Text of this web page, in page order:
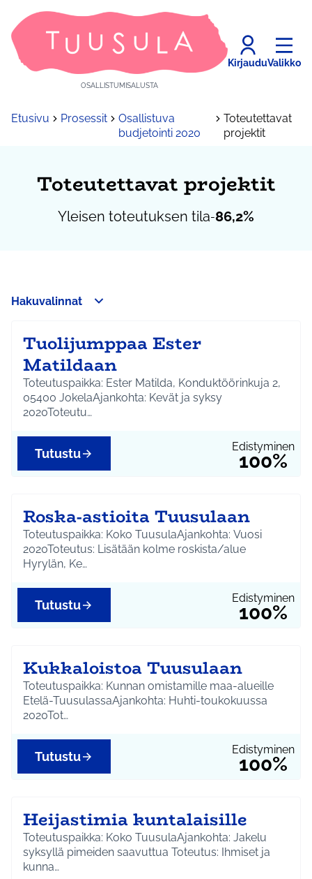
OSALLISTUMISALUSTA
KirjauduValikko
Etusivu Prosessit
Osallistuva
budjetointi 2020
Toteutettavat
projektit
Toteutettavat projektit
Yleisen toteutuksen tila-86,2%
Hakuvalinnat
Tuolijumppaa Ester
Matildaan
Toteutuspaikka: Ester Matilda, Konduktöörinkuja 2,
05400 JokelaAjankohta: Kevät ja syksy
2020Toteutu…
Edistyminen
100%
Tutustu
Roska-astioita Tuusulaan
Toteutuspaikka: Koko TuusulaAjankohta: Vuosi
2020Toteutus: Lisätään kolme roskista/alue
Hyrylän, Ke…
Edistyminen
100%
Tutustu
Kukkaloistoa Tuusulaan
Toteutuspaikka: Kunnan omistamille maa-alueille
Etelä-TuusulassaAjankohta: Huhti-toukokuussa
2020Tot…
Edistyminen
100%
Tutustu
Heijastimia kuntalaisille
Toteutuspaikka: Koko TuusulaAjankohta: Jakelu
syksyllä pimeiden saavuttua Toteutus: Ihmiset ja
kunna…